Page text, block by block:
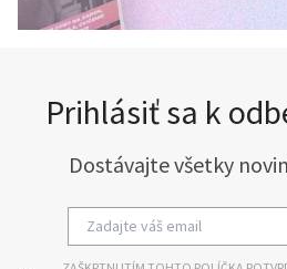
Prihlásiť sa k
Dostávajte všetky